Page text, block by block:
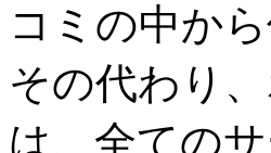
コミの中から
その代わり
は、全ての